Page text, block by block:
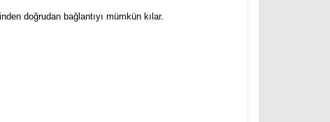
doğrudan bağlantıyı mümkün kılar.